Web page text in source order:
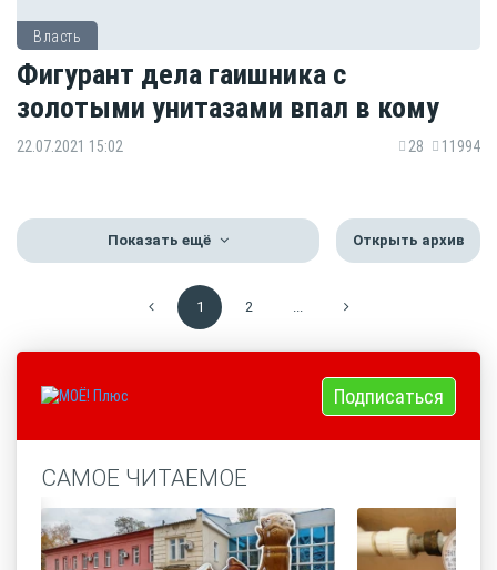
Власть
Фигурант дела гаишника с
золотыми унитазами впал в кому
22.07.2021 15:02 28 11994
Показать ещё Открыть архив
1 2 ...
Подписаться
САМОЕ ЧИТАЕМОЕ